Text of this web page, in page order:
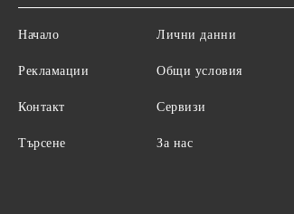
Начало
Рекламации
Контакт
Търсене
Лични данни
Общи условия
Сервизи
За нас